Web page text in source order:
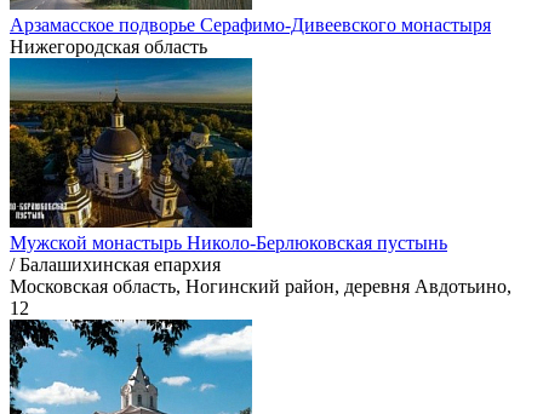
Арзамасское подворье Серафимо-Дивеевского монастыря
Нижегородская область
Мужской монастырь Николо-Берлюковская пустынь
/ Балашихинская епархия
Московская область, Ногинский район, деревня Авдотьино,
12